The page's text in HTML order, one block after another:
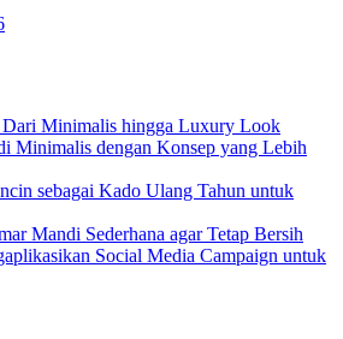
Minimalis hingga Luxury Look
Minimalis dengan Konsep yang Lebih
sebagai Kado Ulang Tahun untuk
Mandi Sederhana agar Tetap Bersih
Social Media Campaign untuk